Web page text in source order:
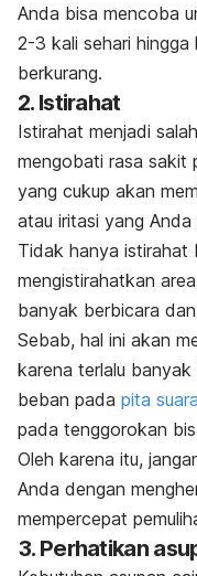
Anda bisa mencoba
2-3 kali sehari
berkurang.
2. Istirahat
Istirahat menjadi
mengobati rasa sakit
yang cukup akan
atau iritasi yang Anda
Tidak hanya istirahat
mengistirahatkan
banyak berbicara
Sebab, hal ini akan
karena terlalu
beban pada pita suara
pada tenggorokan
Oleh karena itu,
Anda dengan
mempercepat
3. Perhatikan